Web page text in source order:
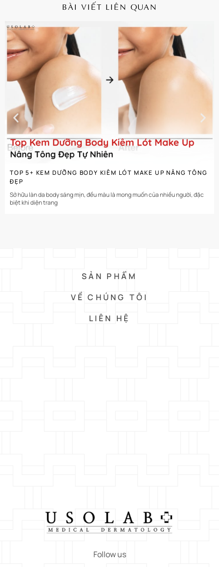
BÀI VIẾT LIÊN QUAN
TOP 5+ KEM DƯỠNG BODY KIÊM LÓT MAKE UP NÂNG TÔNG
ĐẸP
Sở hữu làn da body sáng mịn, đều màu là mong muốn của nhiều người, đặc
biệt khi diện trang
SẢN PHẨM
VỀ CHÚNG TÔI
LIÊN HỆ
Follow us